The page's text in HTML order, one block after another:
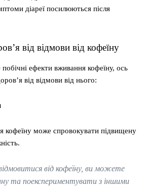
діареї посилюються після
від відмови від кофеїну
ефекти вживання кофеїну, ось
від відмови від нього:
кофеїну може спровокувати підвищену
від кофеїну, ви можете
та поекспериментувати з іншими